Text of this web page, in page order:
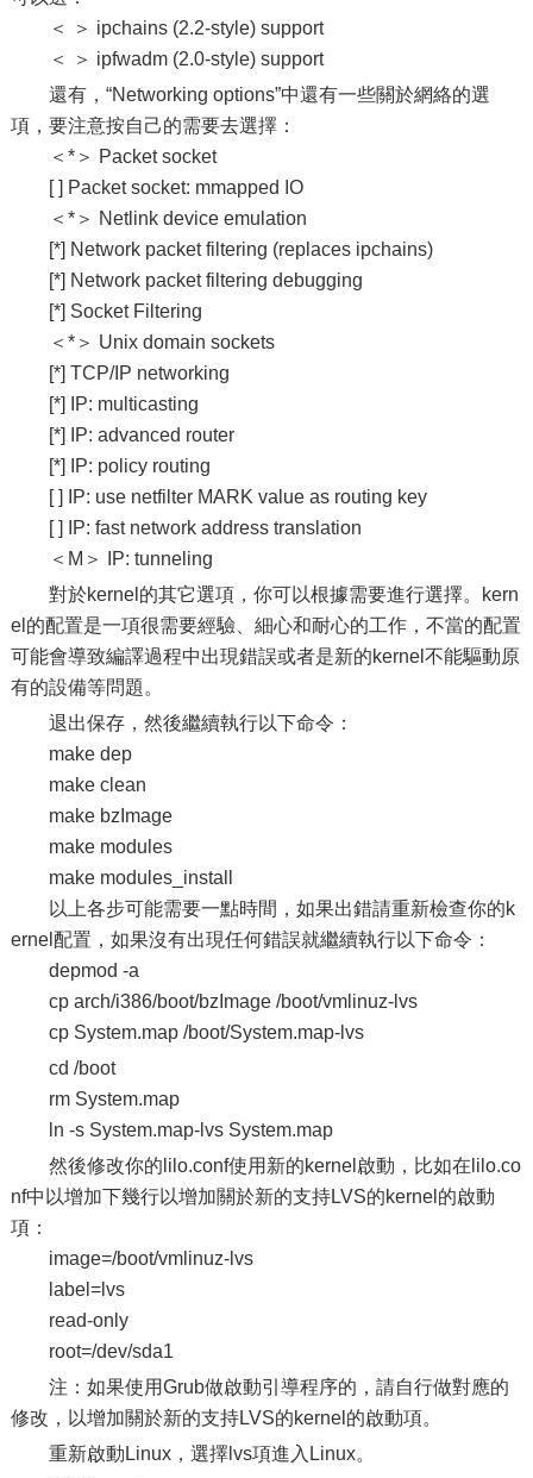
＜ ＞ ipchains (2.2-style) support
＜ ＞ ipfwadm (2.0-style) support
還有，“Networking options”中還有一些關於網絡的選
項，要注意按自己的需要去選擇：
＜*＞ Packet socket
[ ] Packet socket: mmapped IO
＜*＞ Netlink device emulation
[*] Network packet filtering (replaces ipchains)
[*] Network packet filtering debugging
[*] Socket Filtering
＜*＞ Unix domain sockets
[*] TCP/IP networking
[*] IP: multicasting
[*] IP: advanced router
[*] IP: policy routing
[ ] IP: use netfilter MARK value as routing key
[ ] IP: fast network address translation
＜M＞ IP: tunneling
對於kernel的其它選項，你可以根據需要進行選擇。kern
el的配置是一項很需要經驗、細心和耐心的工作，不當的配置
可能會導致編譯過程中出現錯誤或者是新的kernel不能驅動原
有的設備等問題。
退出保存，然後繼續執行以下命令：
make dep
make clean
make bzImage
make modules
make modules_install
以上各步可能需要一點時間，如果出錯請重新檢查你的k
ernel配置，如果沒有出現任何錯誤就繼續執行以下命令：
depmod -a
cp arch/i386/boot/bzImage /boot/vmlinuz-lvs
cp System.map /boot/System.map-lvs
cd /boot
rm System.map
ln -s System.map-lvs System.map
然後修改你的lilo.conf使用新的kernel啟動，比如在lilo.co
nf中以增加下幾行以增加關於新的支持LVS的kernel的啟動
項：
image=/boot/vmlinuz-lvs
label=lvs
read-only
root=/dev/sda1
注：如果使用Grub做啟動引導程序的，請自行做對應的
修改，以增加關於新的支持LVS的kernel的啟動項。
重新啟動Linux，選擇lvs項進入Linux。